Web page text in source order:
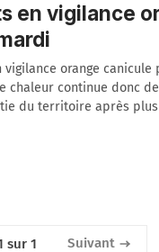
en vigilance
vigilance orange
chaleur continue donc
du territoire après
sur 1 Suivant